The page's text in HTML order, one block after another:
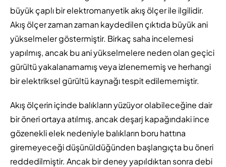
büyük çaplı bir elektromanyetik akış ölçer ile ilgilidir.
Akış ölçer zaman zaman kaydedilen çıktıda büyük ani
yükselmeler göstermiştir. Birkaç saha incelemesi
yapılmış, ancak bu ani yükselmelere neden olan geçici
gürültü yakalanamamış veya izlenememiş ve herhangi
bir elektriksel gürültü kaynağı tespit edilememiştir.
Akış ölçerin içinde balıkların yüzüyor olabileceğine dair
bir öneri ortaya atılmış, ancak deşarj kapağındaki ince
gözenekli elek nedeniyle balıkların boru hattına
giremeyeceği düşünüldüğünden başlangıçta bu öneri
reddedilmiştir. Ancak bir deney yapıldıktan sonra debi